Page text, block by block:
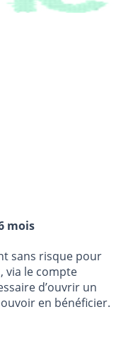
mois
sans risque pour
via le compte
d’ouvrir un
en bénéficier.